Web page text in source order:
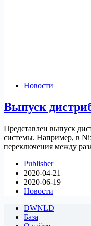
Новости
Выпуск
Представлен выпуск
системы. Например, в
переключения между
Publisher
2020-04-21
2020-06-19
Новости
DWNLD
База